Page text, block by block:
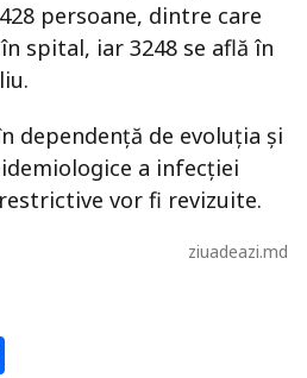
persoane, dintre care
spital, iar 3248 se află în
dependență de evoluția şi
a infecției
vor fi revizuite.
ziuadeazi.md